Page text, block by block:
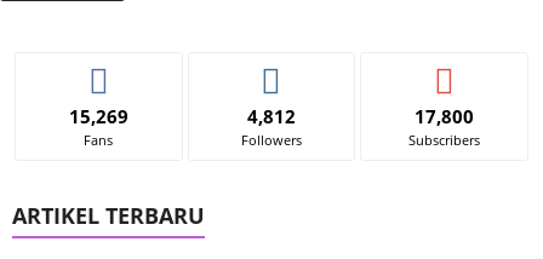
15,269
Fans
4,812
Followers
17,800
Subscribers
ARTIKEL TERBARU